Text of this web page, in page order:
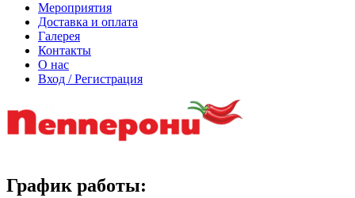
Мероприятия
Доставка и оплата
Галерея
Контакты
О нас
Вход / Регистрация
График работы: